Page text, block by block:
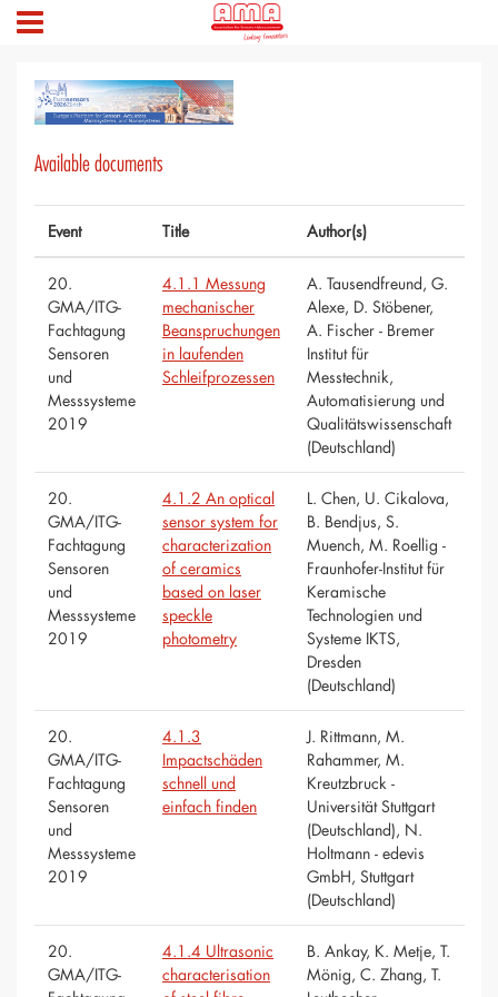
Available documents
Event Title Author(s)
20.
GMA/ITG-
Fachtagung
Sensoren
und
Messsysteme
2019
4.1.1 Messung
mechanischer
Beanspruchungen
in laufenden
Schleifprozessen
A. Tausendfreund, G.
Alexe, D. Stöbener,
A. Fischer - Bremer
Institut für
Messtechnik,
Automatisierung und
Qualitätswissenschaft
(Deutschland)
20.
GMA/ITG-
Fachtagung
Sensoren
und
Messsysteme
2019
4.1.2 An optical
sensor system for
characterization
of ceramics
based on laser
speckle
photometry
L. Chen, U. Cikalova,
B. Bendjus, S.
Muench, M. Roellig -
Fraunhofer-Institut für
Keramische
Technologien und
Systeme IKTS,
Dresden
(Deutschland)
20.
GMA/ITG-
Fachtagung
Sensoren
und
Messsysteme
2019
4.1.3
Impactschäden
schnell und
einfach finden
J. Rittmann, M.
Rahammer, M.
Kreutzbruck -
Universität Stuttgart
(Deutschland), N.
Holtmann - edevis
GmbH, Stuttgart
(Deutschland)
20.
GMA/ITG-
4.1.4 Ultrasonic
characterisation
B. Ankay, K. Metje, T.
Mönig, C. Zhang, T.